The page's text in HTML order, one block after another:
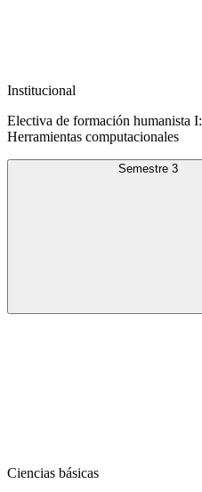
Institucional
Electiva de formación humanista I:
Herramientas computacionales
Semestre 3
Ciencias básicas